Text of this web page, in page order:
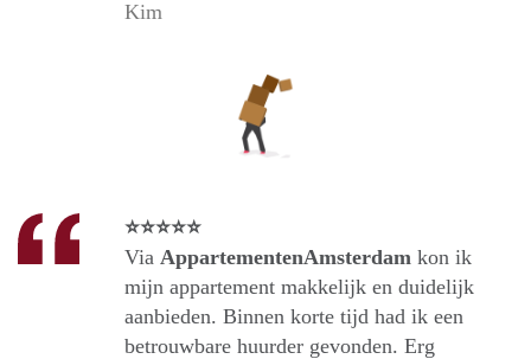
Kim
⭐⭐⭐⭐⭐
Via AppartementenAmsterdam kon ik
mijn appartement makkelijk en duidelijk
aanbieden. Binnen korte tijd had ik een
betrouwbare huurder gevonden. Erg